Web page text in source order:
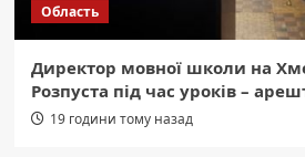
Область
Директор мовної школи на
Розпуста під час уроків –
19 години тому назад